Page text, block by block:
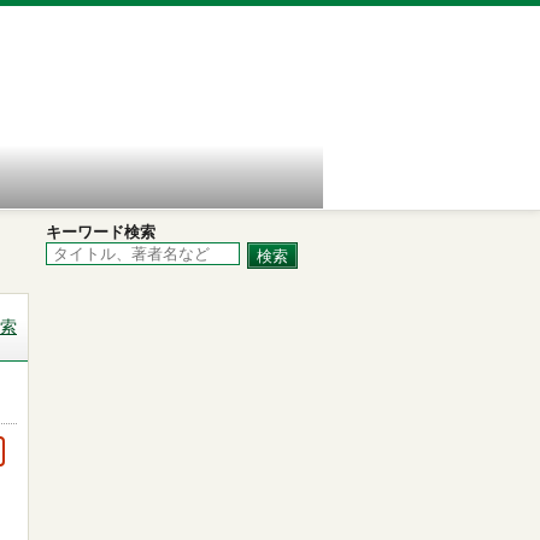
キーワード検索